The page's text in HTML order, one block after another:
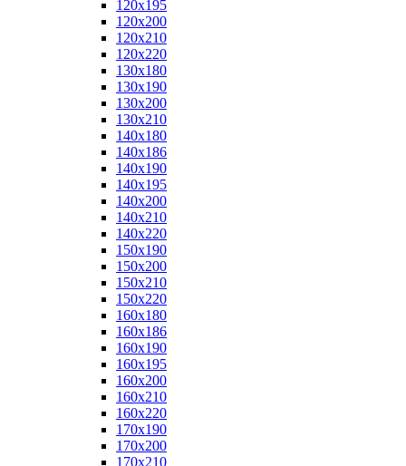
120x195
120x200
120x210
120x220
130x180
130x190
130x200
130x210
140x180
140x186
140x190
140x195
140x200
140x210
140x220
150x190
150x200
150x210
150x220
160x180
160x186
160x190
160x195
160x200
160x210
160x220
170x190
170x200
170x210